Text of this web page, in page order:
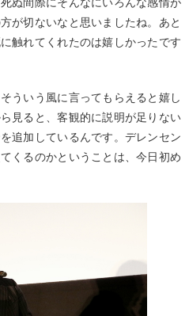
が切ないなと思いましたね。あと
触れてくれたのは嬉しかったです
ういう風に言ってもらえると嬉し
見ると、客観的に説明が足りない
追加しているんです。デレンセン
くるのかということは、今日初め